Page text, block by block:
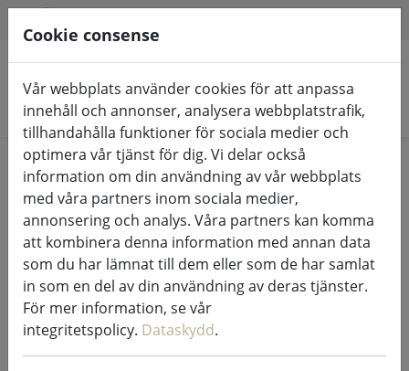
Sök produkter
Home % Försäljning
Zone Denmark sänglinne Comfetti
140x200cm / 60x63cm svart
Cookie consense
Vår webbplats använder cookies för att anpassa
innehåll och annonser, analysera webbplatstrafik,
tillhandahålla funktioner för sociala medier och
optimera vår tjänst för dig. Vi delar också
information om din användning av vår webbplats
med våra partners inom sociala medier,
annonsering och analys. Våra partners kan komma
att kombinera denna information med annan data
som du har lämnat till dem eller som de har samlat
in som en del av din användning av deras tjänster.
För mer information, se vår
integritetspolicy. Dataskydd.